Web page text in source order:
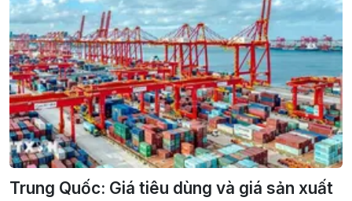
Trung Quốc: Giá tiêu dùng và giá sản xuất